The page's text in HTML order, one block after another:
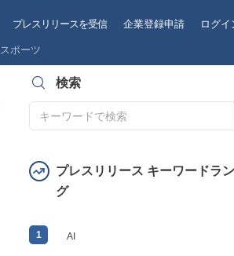
プレスリリースを受信 企業登録申請 ログイ
スポーツ
検索
プレスリリース キーワードラ
グ
1 AI